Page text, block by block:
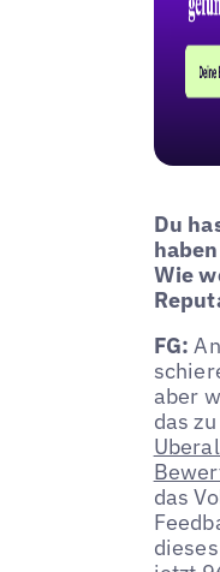
Du
Wie
FG:
aber
das
das